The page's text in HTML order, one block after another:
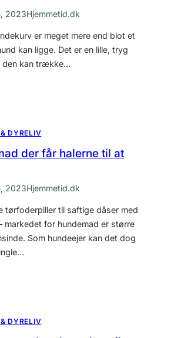
2023Hjemmetid.dk
er meget mere end blot et
kan ligge. Det er en lille, tryg
den kan trække…
DYRELIV
der får halerne til at
2023Hjemmetid.dk
tørfoderpiller til saftige dåser med
markedet for hundemad er større
Som hundeejer kan det dog
DYRELIV